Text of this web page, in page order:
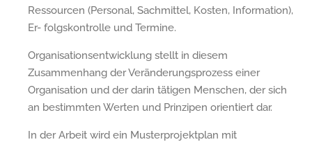
Ressourcen (Personal, Sachmittel, Kosten, Information),
Er- folgskontrolle und Termine.
Organisationsentwicklung stellt in diesem
Zusammenhang der Veränderungsprozess einer
Organisation und der darin tätigen Menschen, der sich
an bestimmten Werten und Prinzipen orientiert dar.
In der Arbeit wird ein Musterprojektplan mit